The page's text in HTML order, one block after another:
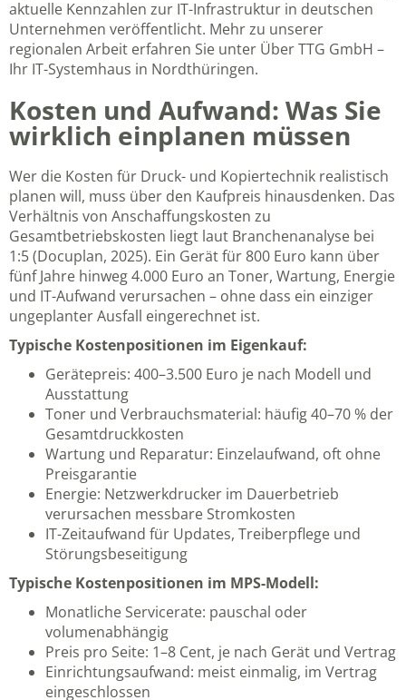
aktuelle Kennzahlen zur IT-Infrastruktur in deutschen
Unternehmen veröffentlicht. Mehr zu unserer
regionalen Arbeit erfahren Sie unter Über TTG GmbH –
Ihr IT-Systemhaus in Nordthüringen.
Kosten und Aufwand: Was Sie
wirklich einplanen müssen
Wer die Kosten für Druck- und Kopiertechnik realistisch
planen will, muss über den Kaufpreis hinausdenken. Das
Verhältnis von Anschaffungskosten zu
Gesamtbetriebskosten liegt laut Branchenanalyse bei
1:5 (Docuplan, 2025). Ein Gerät für 800 Euro kann über
fünf Jahre hinweg 4.000 Euro an Toner, Wartung, Energie
und IT-Aufwand verursachen – ohne dass ein einziger
ungeplanter Ausfall eingerechnet ist.
Typische Kostenpositionen im Eigenkauf:
Gerätepreis: 400–3.500 Euro je nach Modell und
Ausstattung
Toner und Verbrauchsmaterial: häufig 40–70 % der
Gesamtdruckkosten
Wartung und Reparatur: Einzelaufwand, oft ohne
Preisgarantie
Energie: Netzwerkdrucker im Dauerbetrieb
verursachen messbare Stromkosten
IT-Zeitaufwand für Updates, Treiberpflege und
Störungsbeseitigung
Typische Kostenpositionen im MPS-Modell:
Monatliche Servicerate: pauschal oder
volumenabhängig
Preis pro Seite: 1–8 Cent, je nach Gerät und Vertrag
Einrichtungsaufwand: meist einmalig, im Vertrag
eingeschlossen